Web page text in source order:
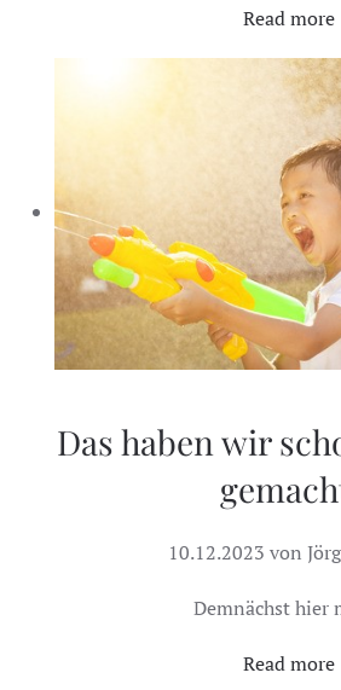
Read more
Das haben wir
10.12.2023 von
Demnächst hier
Read more